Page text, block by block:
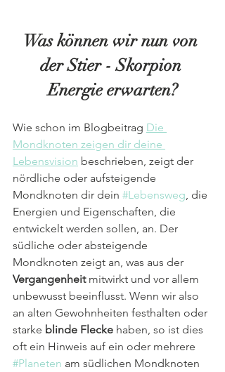
Was können wir nun von
der Stier - Skorpion
Energie erwarten?
Wie schon im Blogbeitrag Die
Mondknoten zeigen dir deine
Lebensvision beschrieben, zeigt der
nördliche oder aufsteigende
Mondknoten dir dein #Lebensweg , die
Energien und Eigenschaften, die
entwickelt werden sollen, an. Der
südliche oder absteigende
Mondknoten zeigt an, was aus der
Vergangenheit mitwirkt und vor allem
unbewusst beeinflusst. Wenn wir also
an alten Gewohnheiten festhalten oder
starke blinde Flecke haben, so ist dies
oft ein Hinweis auf ein oder mehrere
#Planeten am südlichen Mondknoten